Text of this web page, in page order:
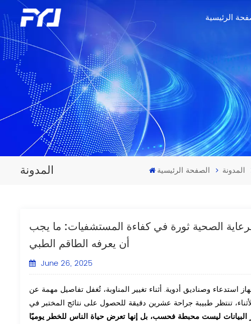
الرئيسية
المدونة الصفحة الرئيسية المدونة
الصحية ثورة في كفاءة المستشفيات: ما يجب
أن يعرفه الطاقم الطبي
June 26, 2025
وصناديق أدوية. أثناء تغيير المناوبة، تُغفل تفاصيل مهمة عن
تنتظر طبيبة جراحة عشرين دقيقة للحصول على نتائج المختبر في
البيانات ليست محبطة فحسب، بل إنها تعرض حياة الناس للخطر يوميًا